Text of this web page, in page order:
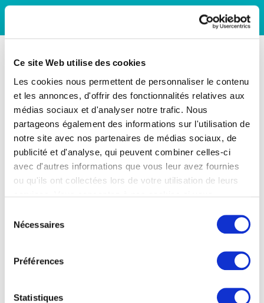
Ce site Web utilise des cookies
Les cookies nous permettent de personnaliser le contenu
et les annonces, d'offrir des fonctionnalités relatives aux
médias sociaux et d'analyser notre trafic. Nous
partageons également des informations sur l'utilisation de
notre site avec nos partenaires de médias sociaux, de
publicité et d'analyse, qui peuvent combiner celles-ci
avec d'autres informations que vous leur avez fournies
ou qu'ils ont collectées lors de votre utilisation de leurs
Nécessaires
Préférences
Statistiques